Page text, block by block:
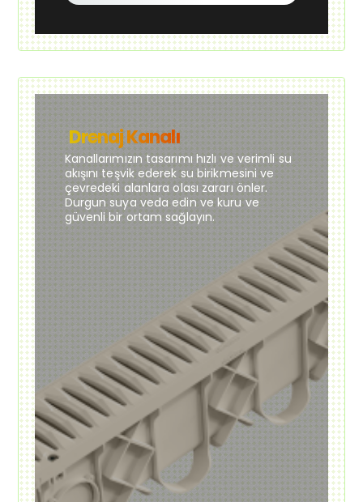
Drenaj Kanalı
Kanallarımızın tasarımı hızlı ve verimli su
akışını teşvik ederek su birikmesini ve
çevredeki alanlara olası zararı önler.
Durgun suya veda edin ve kuru ve
güvenli bir ortam sağlayın.